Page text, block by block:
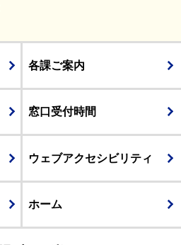
各課ご案内
窓口受付時間
ウェブアクセシビリティ
ホーム